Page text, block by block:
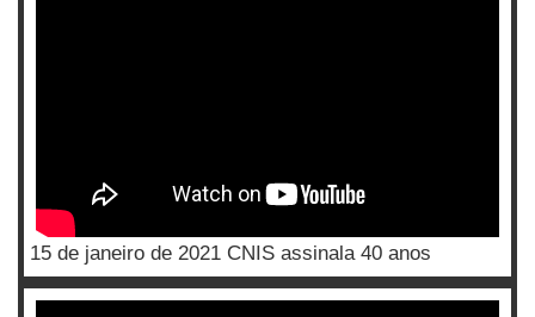
15 de janeiro de 2021 CNIS assinala 40 anos